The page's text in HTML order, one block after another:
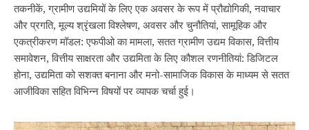
तकनीकें, ग्रामीण उद्यमियों के लिए एक अवसर के रूप में प्रौद्योगिकी, नवाचार
और प्रगति, मूल्य श्रृंखला विश्लेषण, अवसर और चुनौतियां, सामूहिक और
एकत्रीकरण मॉडल: एफपीओ का मामला, सतत ग्रामीण उद्यम विकास, वित्तीय
समावेशन, वित्तीय साक्षरता और उद्यमिता के लिए कौशल रणनीतियां: डिजिटल
होना, उद्यमिता को सशक्त बनाना और मनो-सामाजिक विकास के माध्यम से सतत
आजीविका सहित विभिन्न विषयों पर व्यापक चर्चा हुई।